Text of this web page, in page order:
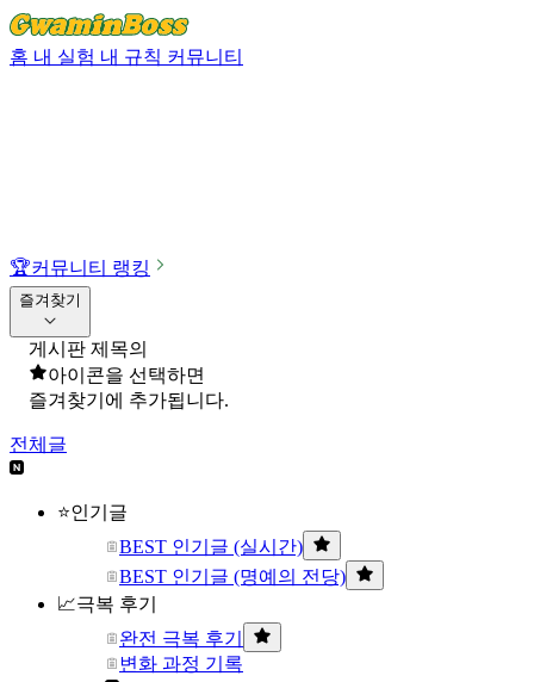
홈 내 실험 내 규칙 커뮤니티
🏆커뮤니티 랭킹
즐겨찾기
게시판 제목의
아이콘을 선택하면
즐겨찾기에 추가됩니다.
전체글
⭐인기글
BEST 인기글 (실시간)
BEST 인기글 (명예의 전당)
📈극복 후기
완전 극복 후기
변화 과정 기록